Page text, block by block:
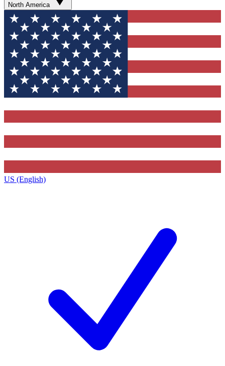
North America
US (English)